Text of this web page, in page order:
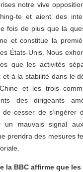
notre vive
te et aient des
fois de plus que la
et constitue la
États-Unis. Nous
que les activités
et à la stabilité dans le
et les trois
des dirigeants
cesser de s’ingérer
un mauvais signal
prendra des mesures
la BBC affirme que les